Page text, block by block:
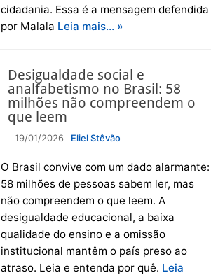
cidadania. Essa é a mensagem defendida
por Malala Leia mais… »
Desigualdade social e
analfabetismo no Brasil: 58
milhões não compreendem o
que leem
19/01/2026 Eliel Stêvão
O Brasil convive com um dado alarmante:
58 milhões de pessoas sabem ler, mas
não compreendem o que leem. A
desigualdade educacional, a baixa
qualidade do ensino e a omissão
institucional mantêm o país preso ao
atraso. Leia e entenda por quê. Leia